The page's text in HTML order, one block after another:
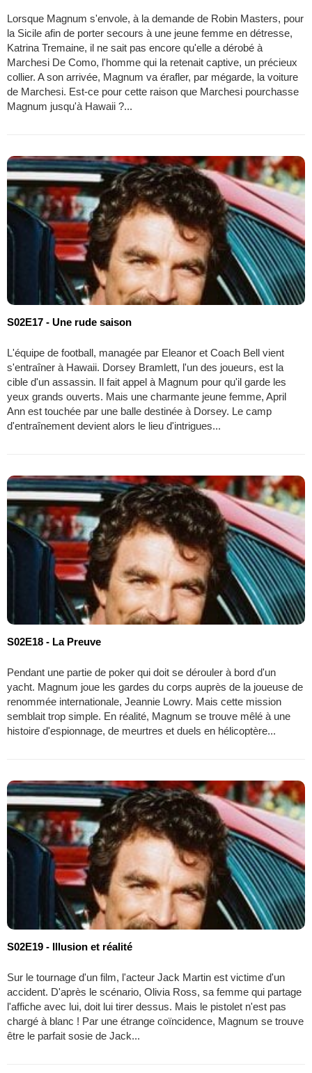
Lorsque Magnum s'envole, à la demande de Robin Masters, pour
la Sicile afin de porter secours à une jeune femme en détresse,
Katrina Tremaine, il ne sait pas encore qu'elle a dérobé à
Marchesi De Como, l'homme qui la retenait captive, un précieux
collier. A son arrivée, Magnum va érafler, par mégarde, la voiture
de Marchesi. Est-ce pour cette raison que Marchesi pourchasse
Magnum jusqu'à Hawaii ?...
S02E17 - Une rude saison
L'équipe de football, managée par Eleanor et Coach Bell vient
s'entraîner à Hawaii. Dorsey Bramlett, l'un des joueurs, est la
cible d'un assassin. Il fait appel à Magnum pour qu'il garde les
yeux grands ouverts. Mais une charmante jeune femme, April
Ann est touchée par une balle destinée à Dorsey. Le camp
d'entraînement devient alors le lieu d'intrigues...
S02E18 - La Preuve
Pendant une partie de poker qui doit se dérouler à bord d'un
yacht. Magnum joue les gardes du corps auprès de la joueuse de
renommée internationale, Jeannie Lowry. Mais cette mission
semblait trop simple. En réalité, Magnum se trouve mêlé à une
histoire d'espionnage, de meurtres et duels en hélicoptère...
S02E19 - Illusion et réalité
Sur le tournage d'un film, l'acteur Jack Martin est victime d'un
accident. D'après le scénario, Olivia Ross, sa femme qui partage
l'affiche avec lui, doit lui tirer dessus. Mais le pistolet n'est pas
chargé à blanc ! Par une étrange coïncidence, Magnum se trouve
être le parfait sosie de Jack...